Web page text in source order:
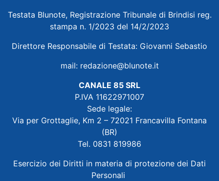
Testata Blunote, Registrazione Tribunale di Brindisi reg.
stampa n. 1/2023 del 14/2/2023
Direttore Responsabile di Testata: Giovanni Sebastio
mail: redazione@blunote.it
CANALE 85 SRL
P.IVA 11622971007
Sede legale:
Via per Grottaglie, Km 2 – 72021 Francavilla Fontana
(BR)
Tel. 0831 819986
Esercizio dei Diritti in materia di protezione dei Dati
Personali